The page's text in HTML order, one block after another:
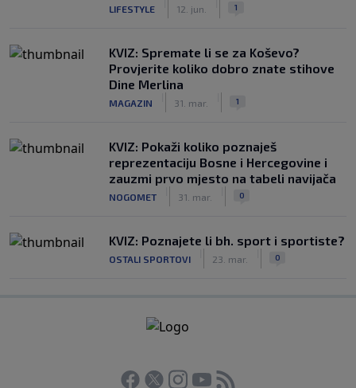
LIFESTYLE 12. jun. 1
KVIZ: Spremate li se za Koševo?
Provjerite koliko dobro znate stihove
Dine Merlina
MAGAZIN 31. mar. 1
KVIZ: Pokaži koliko poznaješ
reprezentaciju Bosne i Hercegovine i
zauzmi prvo mjesto na tabeli navijača
NOGOMET 31. mar. 0
KVIZ: Poznajete li bh. sport i sportiste?
OSTALI SPORTOVI 23. mar. 0